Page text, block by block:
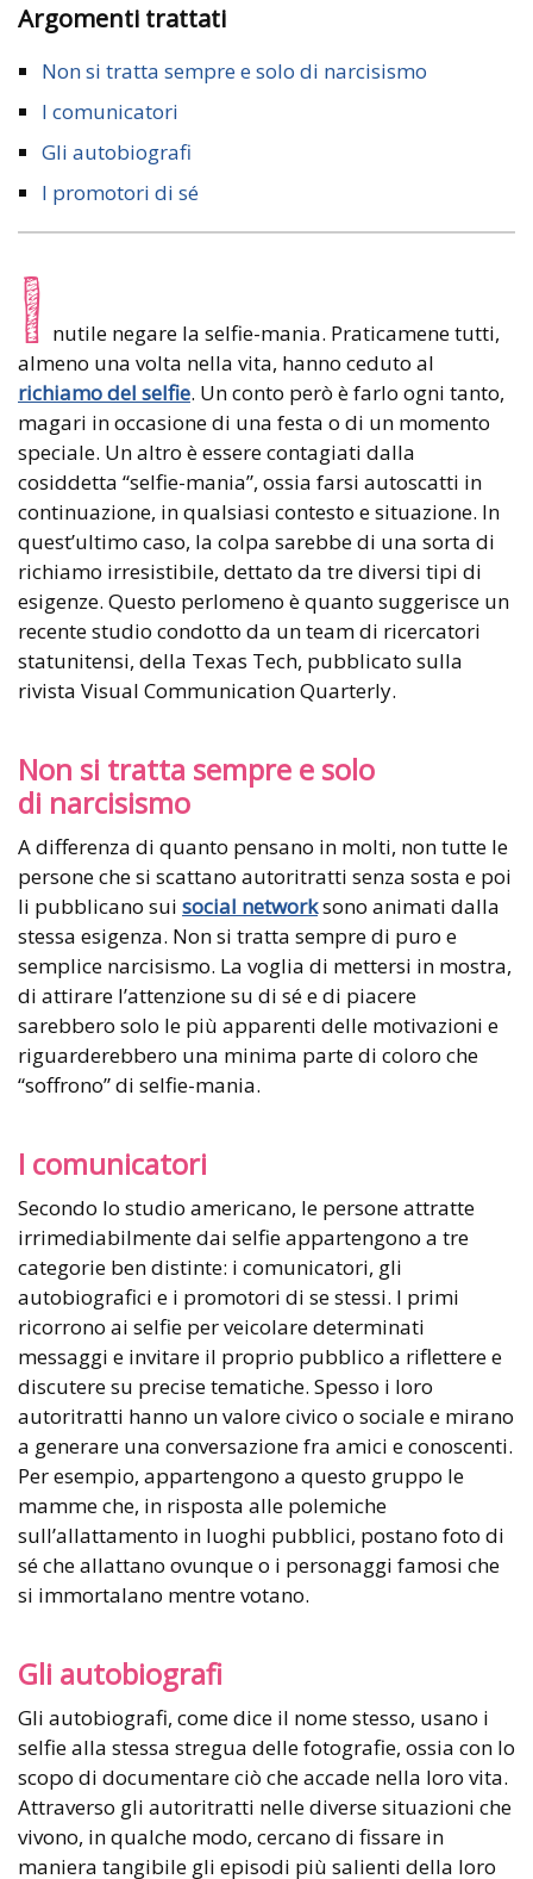
Argomenti trattati
Non si tratta sempre e solo di narcisismo
I comunicatori
Gli autobiografi
I promotori di sé
I nutile negare la selfie-mania. Praticamene tutti,
almeno una volta nella vita, hanno ceduto al
richiamo del selfie. Un conto però è farlo ogni tanto,
magari in occasione di una festa o di un momento
speciale. Un altro è essere contagiati dalla
cosiddetta “selfie-mania”, ossia farsi autoscatti in
continuazione, in qualsiasi contesto e situazione. In
quest’ultimo caso, la colpa sarebbe di una sorta di
richiamo irresistibile, dettato da tre diversi tipi di
esigenze. Questo perlomeno è quanto suggerisce un
recente studio condotto da un team di ricercatori
statunitensi, della Texas Tech, pubblicato sulla
rivista Visual Communication Quarterly.
Non si tratta sempre e solo
di narcisismo
A differenza di quanto pensano in molti, non tutte le
persone che si scattano autoritratti senza sosta e poi
li pubblicano sui social networksono animati dalla
stessa esigenza. Non si tratta sempre di puro e
semplice narcisismo. La voglia di mettersi in mostra,
di attirare l’attenzione su di sé e di piacere
sarebbero solo le più apparenti delle motivazioni e
riguarderebbero una minima parte di coloro che
“soffrono” di selfie-mania.
I comunicatori
Secondo lo studio americano, le persone attratte
irrimediabilmente dai selfie appartengono a tre
categorie ben distinte: i comunicatori, gli
autobiografici e i promotori di se stessi. I primi
ricorrono ai selfie per veicolare determinati
messaggi e invitare il proprio pubblico a riflettere e
discutere su precise tematiche. Spesso i loro
autoritratti hanno un valore civico o sociale e mirano
a generare una conversazione fra amici e conoscenti.
Per esempio, appartengono a questo gruppo le
mamme che, in risposta alle polemiche
sull’allattamento in luoghi pubblici, postano foto di
sé che allattano ovunque o i personaggi famosi che
si immortalano mentre votano.
Gli autobiografi
Gli autobiografi, come dice il nome stesso, usano i
selfie alla stessa stregua delle fotografie, ossia con lo
scopo di documentare ciò che accade nella loro vita.
Attraverso gli autoritratti nelle diverse situazioni che
vivono, in qualche modo, cercano di fissare in
maniera tangibile gli episodi più salienti della loro